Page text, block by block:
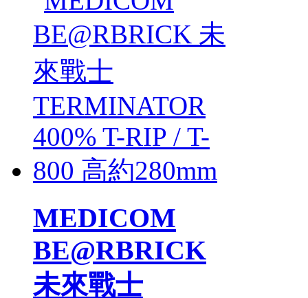
MEDICOM
BE@RBRICK
未來戰士